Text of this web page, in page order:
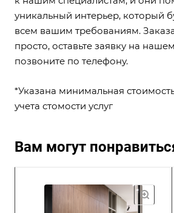
уникальный интерьер, который
всем вашим требованиям.
просто, оставьте заявку на
позвоните по телефону.
*Указана минимальная
учета стомости услуг
Вам могут